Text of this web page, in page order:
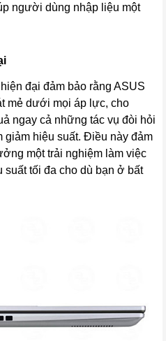
người dùng nhập liệu một
đại đảm bảo rằng ASUS
mẻ dưới mọi áp lực, cho
ngay cả những tác vụ đòi hỏi
giảm hiệu suất. Điều này đảm
một trải nghiệm làm việc
tối đa cho dù bạn ở bất